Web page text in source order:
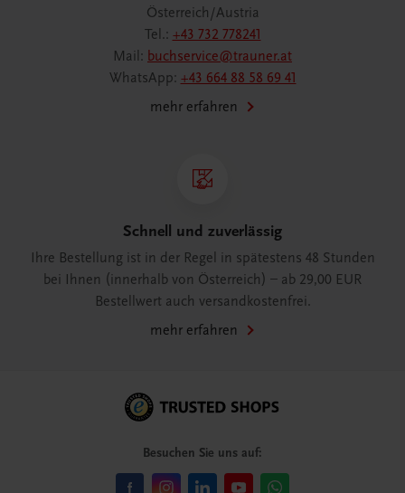
Österreich/Austria
Tel.: +43 732 778241
Mail: buchservice@trauner.at
WhatsApp: +43 664 88 58 69 41
mehr erfahren
Schnell und zuverlässig
Ihre Bestellung ist in der Regel in spätestens 48 Stunden
bei Ihnen (innerhalb von Österreich) – ab 29,00 EUR
Bestellwert auch versandkostenfrei.
mehr erfahren
Besuchen Sie uns auf: